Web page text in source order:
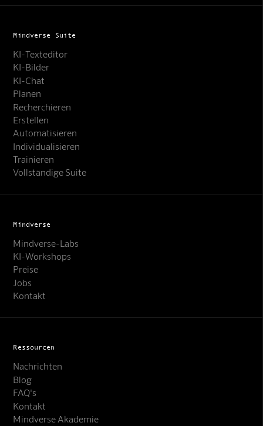
Online · KI-Assistent
Mindverse Suite
KI-Texteditor
KI-Bilder
KI-Chat
Planen
Recherchieren
Erstellen
Automatisieren
Individualisieren
Trainieren
Vollständige Suite
Mindverse
Mindverse-Labs
KI-Workshops
Preise
Jobs
Kontakt
Ressourcen
Nachrichten
Blog
FAQ's
Kontakt
Mindverse Akademie